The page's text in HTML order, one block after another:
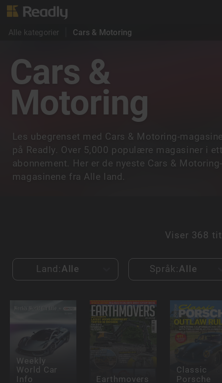
Alle kategorier Cars & Motoring
Cars &
Motoring
Les ubegrenset med Cars & Motoring-
på Readly. Over 5,000 populære magasiner i
abonnement. Her er de nyeste Cars &
magasinene fra Alle land.
Viser 368
Land:Alle Språk:Alle
Weekly
World Car
Info Earthmovers
Classic
Porsche